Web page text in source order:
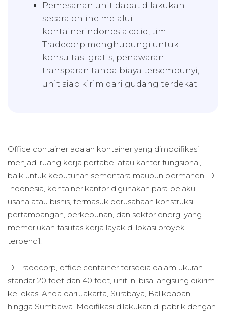
Pemesanan unit dapat dilakukan
secara online melalui
kontainerindonesia.co.id, tim
Tradecorp menghubungi untuk
konsultasi gratis, penawaran
transparan tanpa biaya tersembunyi,
unit siap kirim dari gudang terdekat.
Office container adalah kontainer yang dimodifikasi
menjadi ruang kerja portabel atau kantor fungsional,
baik untuk kebutuhan sementara maupun permanen. Di
Indonesia, kontainer kantor digunakan para pelaku
usaha atau bisnis, termasuk perusahaan konstruksi,
pertambangan, perkebunan, dan sektor energi yang
memerlukan fasilitas kerja layak di lokasi proyek
terpencil.
Di Tradecorp, office container tersedia dalam ukuran
standar 20 feet dan 40 feet, unit ini bisa langsung dikirim
ke lokasi Anda dari Jakarta, Surabaya, Balikpapan,
hingga Sumbawa. Modifikasi dilakukan di pabrik dengan